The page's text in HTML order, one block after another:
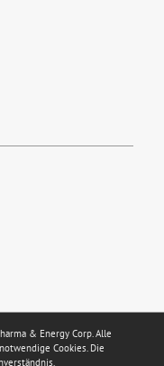
& Energy Corp. Alle
Cookies. Die